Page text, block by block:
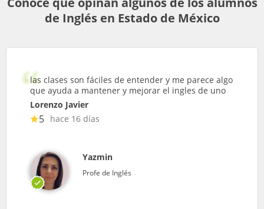
de Inglés en Estado de México
las clases son fáciles de entender y me parece algo
que ayuda a mantener y mejorar el ingles de uno
Lorenzo Javier
5 hace 16 días
Yazmin
Profe de Inglés